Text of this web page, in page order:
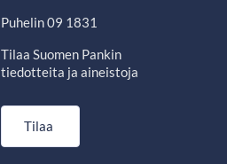
Puhelin 09 1831
Tilaa Suomen Pankin
tiedotteita ja aineistoja
Tilaa